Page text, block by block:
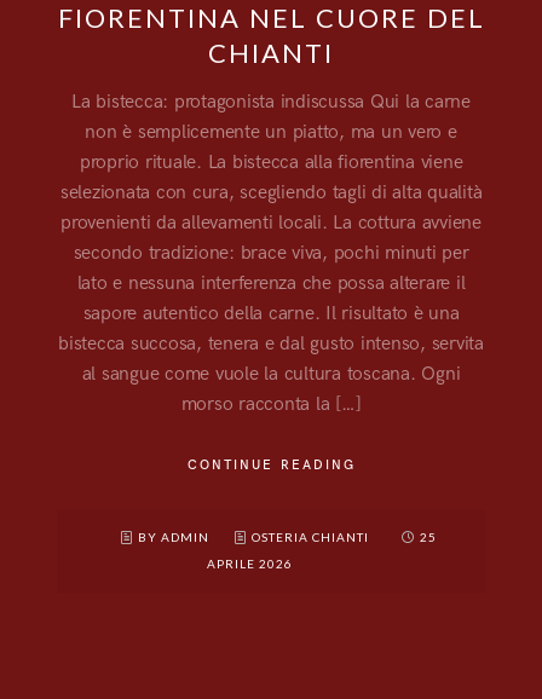
FIORENTINA NEL CUORE DEL
CHIANTI
La bistecca: protagonista indiscussa Qui la carne
non è semplicemente un piatto, ma un vero e
proprio rituale. La bistecca alla fiorentina viene
selezionata con cura, scegliendo tagli di alta qualità
provenienti da allevamenti locali. La cottura avviene
secondo tradizione: brace viva, pochi minuti per
lato e nessuna interferenza che possa alterare il
sapore autentico della carne. Il risultato è una
bistecca succosa, tenera e dal gusto intenso, servita
al sangue come vuole la cultura toscana. Ogni
morso racconta la […]
CONTINUE READING
BY ADMIN OSTERIA CHIANTI
25
APRILE 2026